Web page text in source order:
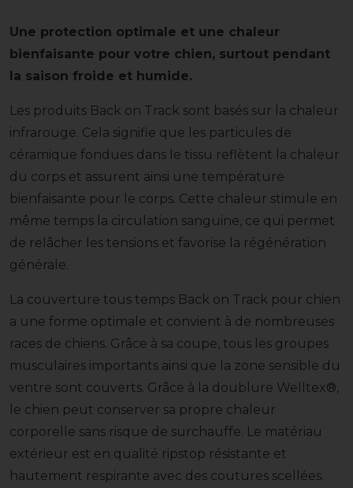
Une protection optimale et une chaleur
bienfaisante pour votre chien, surtout pendant
la saison froide et humide.
Les produits Back on Track sont basés sur la chaleur
infrarouge. Cela signifie que les particules de
céramique fondues dans le tissu reflètent la chaleur
du corps et assurent ainsi une température
bienfaisante pour le corps. Cette chaleur stimule en
même temps la circulation sanguine, ce qui permet
de relâcher les tensions et favorise la régénération
générale.
La couverture tous temps Back on Track pour chien
a une forme optimale et convient à de nombreuses
races de chiens. Grâce à sa coupe, tous les groupes
musculaires importants ainsi que la zone sensible du
ventre sont couverts. Grâce à la doublure Welltex®,
le chien peut conserver sa propre chaleur
corporelle sans risque de surchauffe. Le matériau
extérieur est en qualité ripstop résistante et
hautement respirante avec des coutures scellées.